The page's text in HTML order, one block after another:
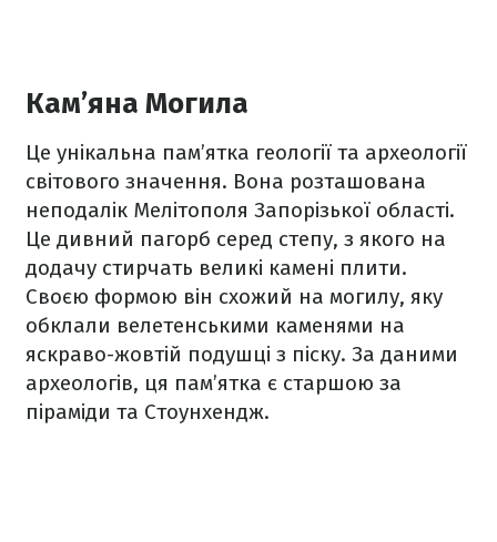
Кам’яна Могила
Це унікальна пам’ятка геології та археології
світового значення. Вона розташована
неподалік Мелітополя Запорізької області.
Це дивний пагорб серед степу, з якого на
додачу стирчать великі камені плити.
Своєю формою він схожий на могилу, яку
обклали велетенськими каменями на
яскраво-жовтій подушці з піску. За даними
археологів, ця пам’ятка є старшою за
піраміди та Стоунхендж.